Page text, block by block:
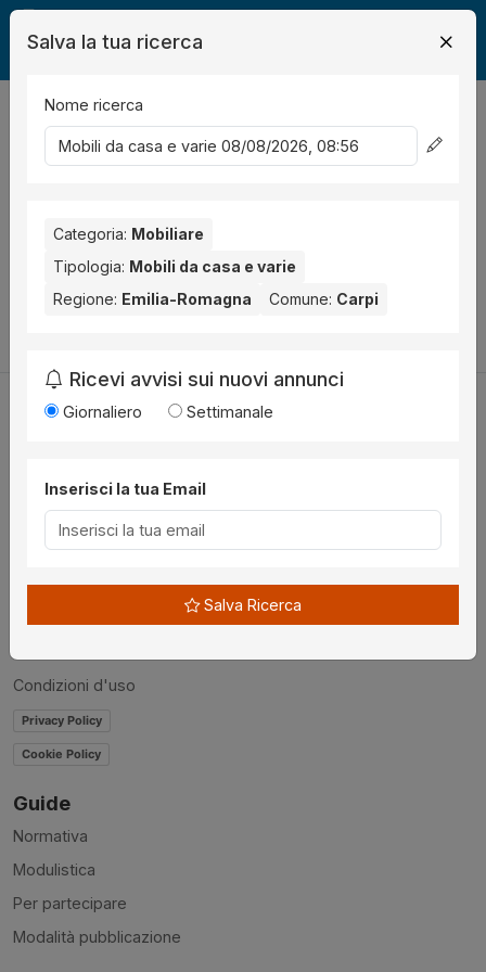
Legalmente Mobili
risultati Ordina per
risultato per la Provincia selezionata:
Prova a modificare i parametri di ricerca:
Utilità
Chi siamo
Disclaimer
News
Condizioni d'uso
Privacy Policy
Cookie Policy
Guide
Normativa
Modulistica
Per partecipare
Modalità pubblicazione
Salva la tua ricerca
Nome ricerca
Categoria: Mobiliare
Tipologia: Mobili da casa e varie
Regione: Emilia-Romagna Comune: Carpi
Ricevi avvisi sui nuovi annunci
Giornaliero Settimanale
Inserisci la tua Email
Salva Ricerca